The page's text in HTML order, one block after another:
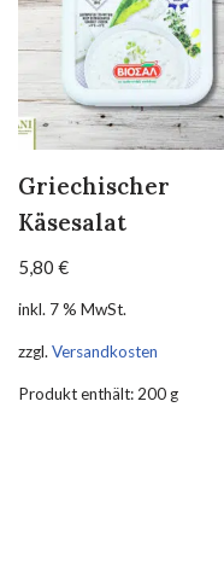
Griechischer
Käsesalat
5,80 €
inkl. 7 % MwSt.
zzgl. Versandkosten
Produkt enthält: 200 g